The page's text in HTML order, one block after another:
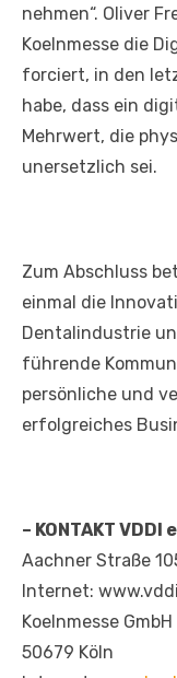
nehmen“. Oliver
Koelnmesse die
forciert, in den
habe, dass ein
Mehrwert, die
unersetzlich sei.
Zum Abschluss
einmal die
Dentalindustrie
führende
persönliche und
erfolgreiches
– KONTAKT VDDI
Aachner Straße
Internet:
Koelnmesse
50679 Köln